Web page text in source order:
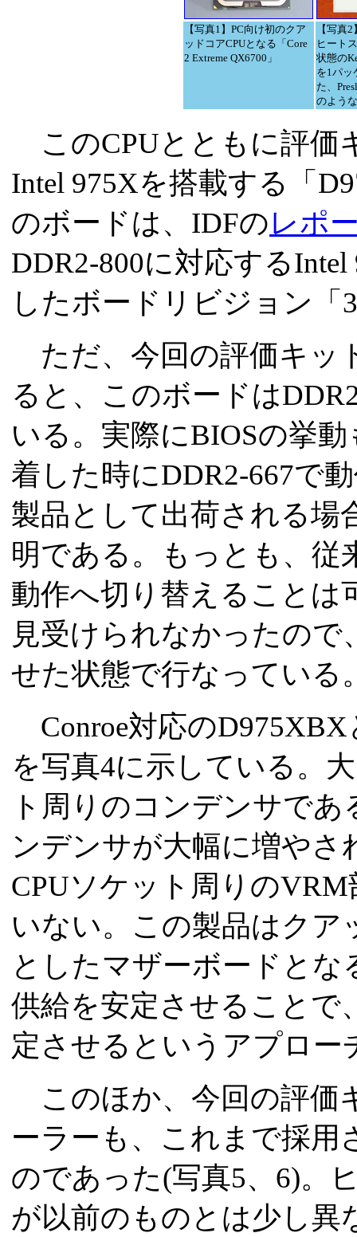
【写真1】PC向け初のクア
ッドコアCPUとなる「Core
2 Extreme QX6700」
【写真
ヒート
状態の
を1パッ
た、
のよう
このCPUとともに評価
Intel 975Xを搭載する「
のボードは、IDFのレポ
DDR2-800に対応する
したボードリビジョン「
ただ、今回の評価キッ
ると、このボードは
いる。実際にBIOSの挙
着した時にDDR2-667で
製品として出荷される場
明である。もっとも、従
動作へ切り替えることは
見受けられなかったので
せた状態で行なっている
Conroe対応の
を写真4に示している。
ト周りのコンデンサで
ンデンサが大幅に増や
CPUソケット周りの
いない。この製品はクア
としたマザーボードと
供給を安定させることで
定させるというアプロー
このほか、今回の評価
ーラーも、これまで採
のであった(写真5、6)。
が以前のものとは少し異